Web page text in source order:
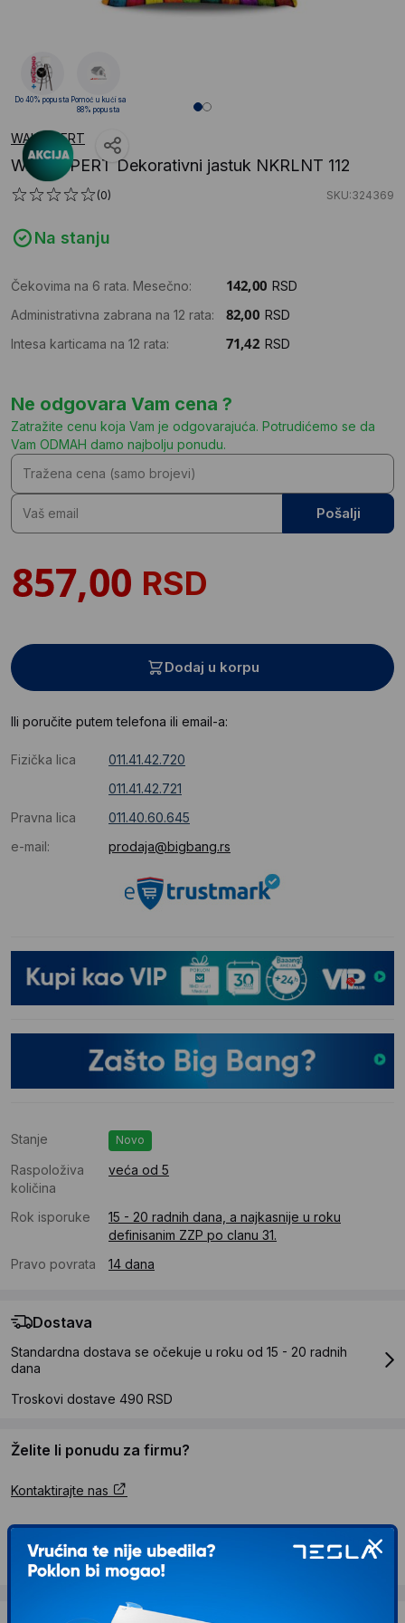
WALLXPERT
WALLXPERT Dekorativni jastuk NKRLNT 112
(0) SKU:324369
Na stanju
Čekovima na 6 rata. Mesečno:
RSD
Administrativna zabrana na 12 rata:
RSD
Intesa karticama na 12 rata:
RSD
Ne odgovara Vam cena ?
Zatražite cenu koja Vam je odgovarajuća. Potrudićemo se da
Vam ODMAH damo najbolju ponudu.
Pošalji
RSD
Dodaj u korpu
Ili poručite putem telefona ili email-a:
Fizička lica
011.41.42.720
011.41.42.721
Pravna lica
011.40.60.645
e-mail:
prodaja@bigbang.rs
Stanje Novo
Raspoloživa
količina
veća od 5
Rok isporuke
15 - 20 radnih dana, a najkasnije u roku
definisanim ZZP po clanu 31.
Pravo povrata
14 dana
Dostava
Standardna dostava se očekuje u roku od 15 - 20 radnih
dana
Troskovi dostave 490 RSD
Želite li ponudu za firmu?
Kontaktirajte nas
Do 40% popusta Pomoć u kući sa
88% popusta
jastuk NKRLNT 112